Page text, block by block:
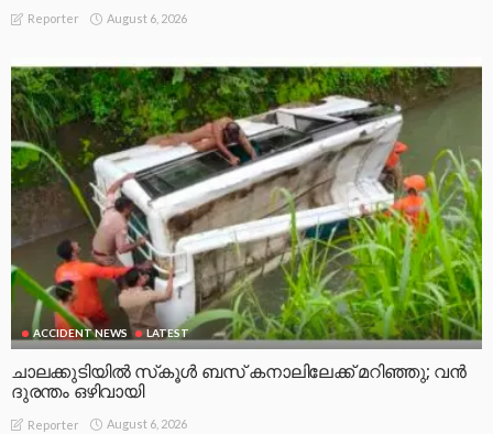
Reporter August 6, 2026
ACCIDENT NEWS LATEST
ചാലക്കുടിയിൽ സ്‌കൂൾ ബസ് കനാലിലേക്ക് മറിഞ്ഞു; വൻ
ദുരന്തം ഒഴിവായി
Reporter August 6, 2026